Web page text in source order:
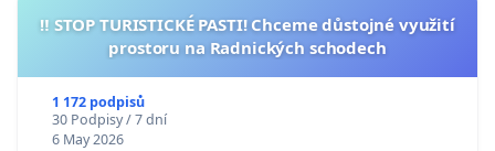
‼️ STOP TURISTICKÉ PASTI! Chceme důstojné využití
prostoru na Radnických schodech
1 172 podpisů
30 Podpisy / 7 dní
6 May 2026